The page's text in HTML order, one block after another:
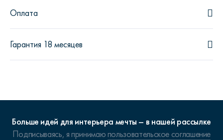
Оплата
Гарантия 18 месяцев
Больше идей для интерьера мечты – в нашей рассылке
Подписываясь, я принимаюпользовательское соглашение